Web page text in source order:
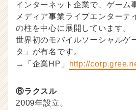
インターネット企業で、ゲーム
メディア事業ライブエンターテ
の柱を中心に展開しています。
世界初のモバイルソーシャルゲ
タ」が有名です。
→「企業HP」
http://
⑧ラクスル
2009年設立。